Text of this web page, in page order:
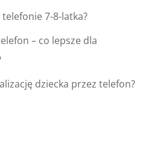
7-8-latka?
– co lepsze dla
dziecka przez telefon?